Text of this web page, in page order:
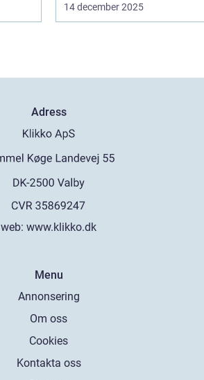
14 december 2025
Adress
web: www.klikko.dk
Menu
Annonsering
Om oss
Cookies
Kontakta oss